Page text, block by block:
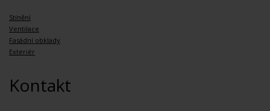
Stínění
Ventilace
Fasádní obklady
Exteriér
Kontakt